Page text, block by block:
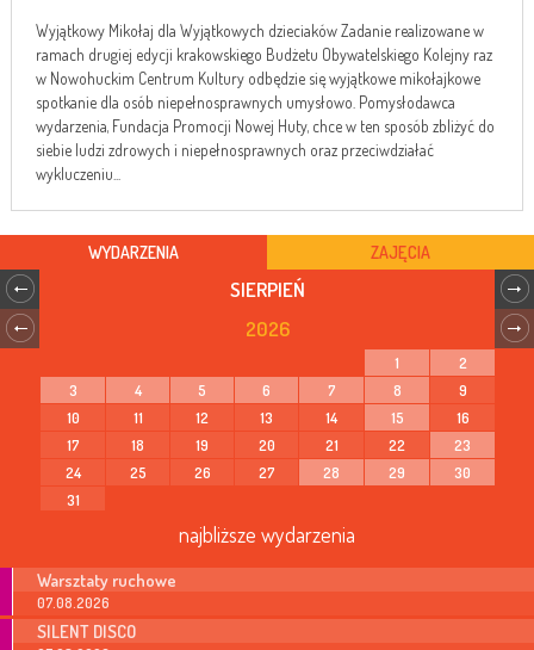
Wyjątkowy Mikołaj dla Wyjątkowych dzieciaków Zadanie realizowane w
ramach drugiej edycji krakowskiego Budżetu Obywatelskiego Kolejny raz
w Nowohuckim Centrum Kultury odbędzie się wyjątkowe mikołajkowe
spotkanie dla osób niepełnosprawnych umysłowo. Pomysłodawca
wydarzenia, Fundacja Promocji Nowej Huty, chce w ten sposób zbliżyć do
siebie ludzi zdrowych i niepełnosprawnych oraz przeciwdziałać
wykluczeniu...
WYDARZENIA ZAJĘCIA
SIERPIEŃ
2026
1
2
3
4 5 6 7 8
9
10
11 12 13 14 15
16
17
18 19 20 21 22
23
24
25 26 27 28 29
30
31
najbliższe wydarzenia
Warsztaty ruchowe
07.08.2026
SILENT DISCO